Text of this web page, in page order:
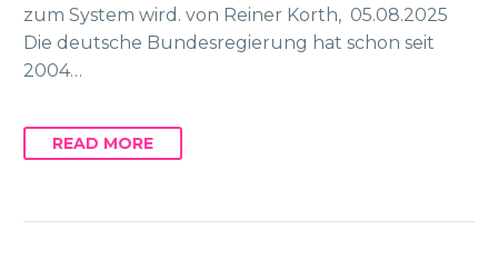
zum System wird. von Reiner Korth, 05.08.2025
Die deutsche Bundesregierung hat schon seit
2004…
READ MORE